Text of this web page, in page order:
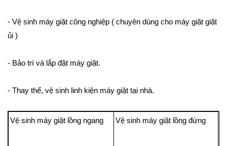
- Vệ sinh máy giặt công nghiệp ( chuyên dùng cho máy giặt giặt
ủi )
- Bảo trì và lắp đặt máy giặt.
- Thay thế, vệ sinh linh kiện máy giặt tại nhà.
Vệ sinh máy giặt lồng ngang Vệ sinh máy giặt lồng đứng